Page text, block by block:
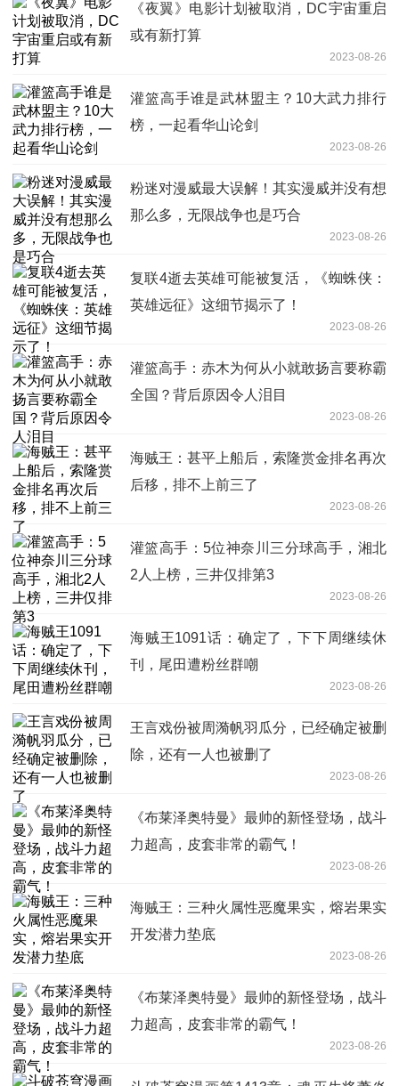
《夜翼》电影计划被取消，DC宇宙重启
或有新打算
2023-08-26
灌篮高手谁是武林盟主？10大武力排行
榜，一起看华山论剑
2023-08-26
粉迷对漫威最大误解！其实漫威并没有想
那么多，无限战争也是巧合
2023-08-26
复联4逝去英雄可能被复活，《蜘蛛侠：
英雄远征》这细节揭示了！
2023-08-26
灌篮高手：赤木为何从小就敢扬言要称霸
全国？背后原因令人泪目
2023-08-26
海贼王：甚平上船后，索隆赏金排名再次
后移，排不上前三了
2023-08-26
灌篮高手：5位神奈川三分球高手，湘北
2人上榜，三井仅排第3
2023-08-26
海贼王1091话：确定了，下下周继续休
刊，尾田遭粉丝群嘲
2023-08-26
王言戏份被周漪帆羽瓜分，已经确定被删
除，还有一人也被删了
2023-08-26
《布莱泽奥特曼》最帅的新怪登场，战斗
力超高，皮套非常的霸气！
2023-08-26
海贼王：三种火属性恶魔果实，熔岩果实
开发潜力垫底
2023-08-26
《布莱泽奥特曼》最帅的新怪登场，战斗
力超高，皮套非常的霸气！
2023-08-26